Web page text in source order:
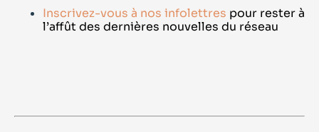
Inscrivez-vous à nos infolettres pour rester à
l’affût des dernières nouvelles du réseau